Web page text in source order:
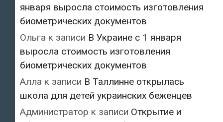
января выросла стоимость изготовления
биометрических документов
Ольга к записи В Украине с 1 января
выросла стоимость изготовления
биометрических документов
Алла к записи В Таллинне открылась
школа для детей украинских беженцев
Администратор к записи Открытие и